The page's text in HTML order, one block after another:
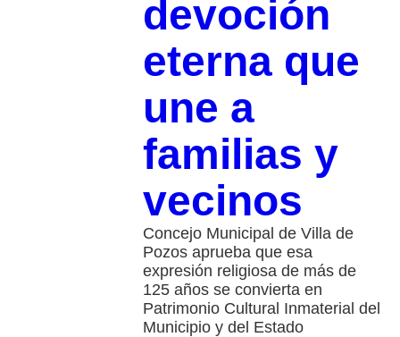
devoción
eterna que
une a
familias y
vecinos
Concejo Municipal de Villa de
Pozos aprueba que esa
expresión religiosa de más de
125 años se convierta en
Patrimonio Cultural Inmaterial del
Municipio y del Estado